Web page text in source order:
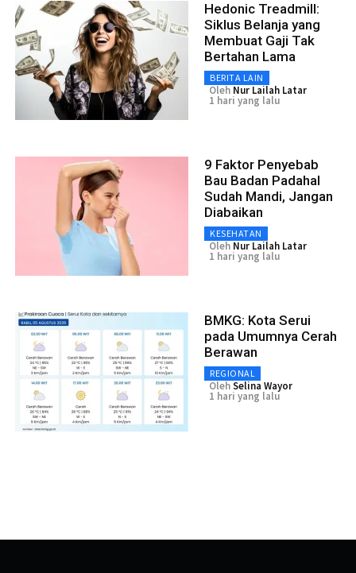
Hedonic Treadmill:
Siklus Belanja yang
Membuat Gaji Tak
Bertahan Lama
BERITA LAIN
Oleh Nur Lailah Latar
1 hari yang lalu
9 Faktor Penyebab
Bau Badan Padahal
Sudah Mandi, Jangan
Diabaikan
KESEHATAN
Oleh Nur Lailah Latar
1 hari yang lalu
BMKG: Kota Serui
pada Umumnya Cerah
Berawan
REGIONAL
OlehSelina Wayor
1 hari yang lalu